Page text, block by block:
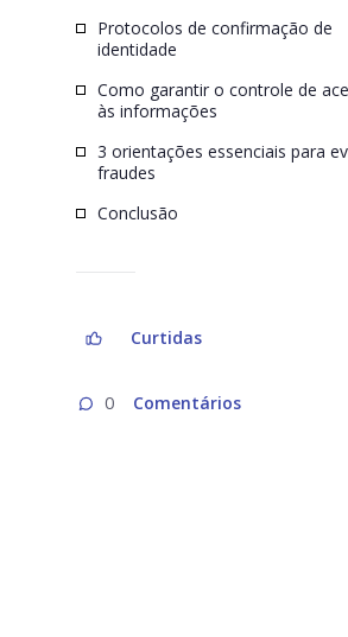
Protocolos de confirmação de
identidade
Como garantir o controle de
às informações
3 orientações essenciais para
fraudes
Conclusão
Curtidas
0 Comentários